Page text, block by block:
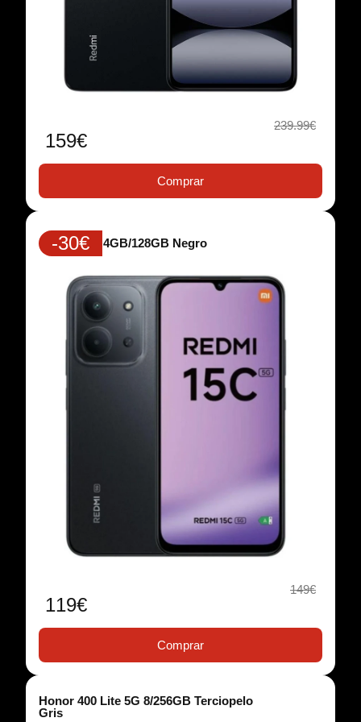
239.99€
159€
Comprar
Redmi 15C 4GB/128GB Negro
-30€
149€
119€
Comprar
Honor 400 Lite 5G 8/256GB Terciopelo
Gris